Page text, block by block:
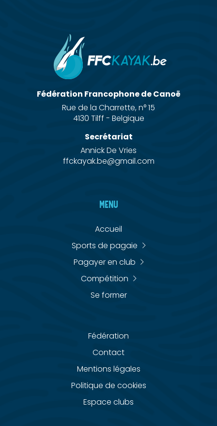
Fédération Francophone de Canoë
Rue de la Charrette, n° 15
4130 Tilff - Belgique
Secrétariat
Annick De Vries
ffckayak.be@gmail.com
MENU
Accueil
Sports de pagaie
Pagayer en club
Compétition
Se former
Fédération
Contact
Mentions légales
Politique de cookies
Espace clubs